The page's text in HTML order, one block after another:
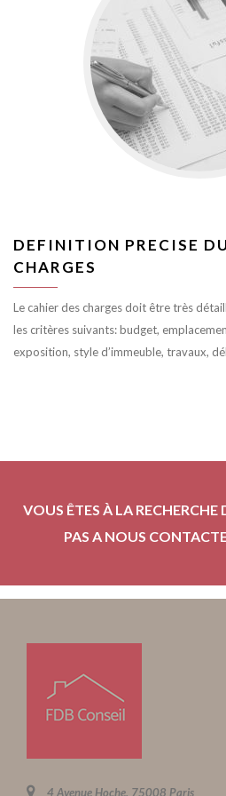
DEFINITION PRECISE
CHARGES
Le cahier des charges doit être très
les critères suivants: budget,
exposition, style d’immeuble, travaux,
VOUS ÊTES À LA
PAS A NOUS
4 Avenue Hoche, 75008 Paris